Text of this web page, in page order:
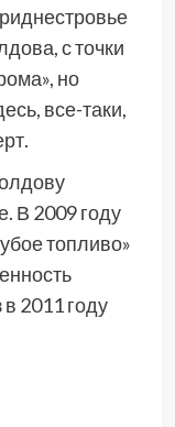
с точки
но
все-таки,
В 2009 году
топливо»
2011 году